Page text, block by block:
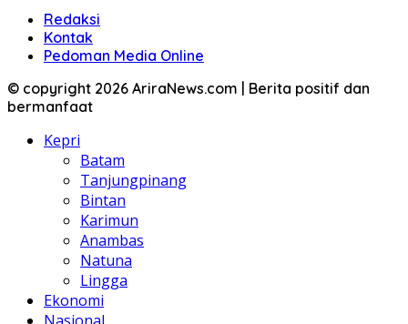
Redaksi
Kontak
Pedoman Media Online
© copyright 2026 AriraNews.com | Berita positif dan
bermanfaat
Kepri
Batam
Tanjungpinang
Bintan
Karimun
Anambas
Natuna
Lingga
Ekonomi